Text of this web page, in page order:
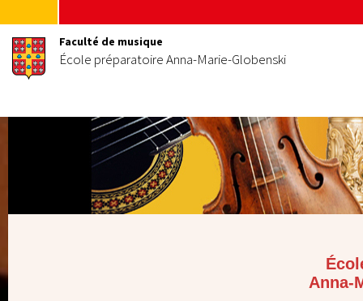
Faculté de musique
École préparatoire Anna-Marie-Globenski
Anna-